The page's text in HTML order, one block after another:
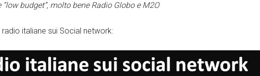
budget”, molto bene Radio Globo e M2O
italiane sui Social network:
Google+ LinkedIn Facebook